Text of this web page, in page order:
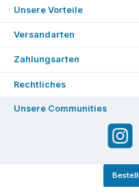
Unsere Vorteile
Versandarten
Zahlungsarten
Rechtliches
Unsere Communities